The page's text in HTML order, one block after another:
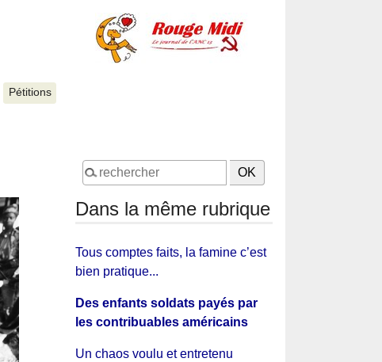
Pétitions
Dans la même rubrique
Tous comptes faits, la famine c’est
bien pratique...
Des enfants soldats payés par
les contribuables américains
Un chaos voulu et entretenu